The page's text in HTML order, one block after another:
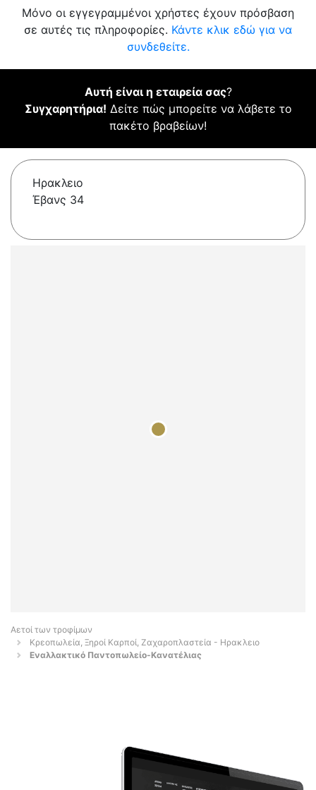
Μόνο οι εγγεγραμμένοι χρήστες έχουν πρόσβαση
σε αυτές τις πληροφορίες. Κάντε κλικ εδώ για να
συνδεθείτε.
Αυτή είναι η εταιρεία σας?
Συγχαρητήρια! Δείτε πώς μπορείτε να λάβετε το
πακέτο βραβείων!
Ηρακλειο
Έβανς 34
Αετοί των τροφίμων
Κρεοπωλεία, Ξηροί Καρποί, Ζαχαροπλαστεία - Ηρακλειο
Εναλλακτικό Παντοπωλείο-Κανατέλιας